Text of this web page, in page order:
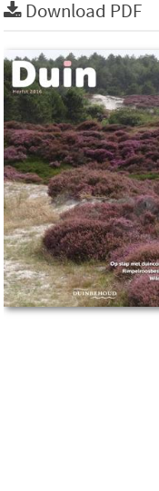
Download PDF